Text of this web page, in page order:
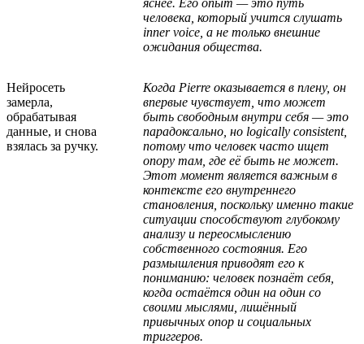
человека, который учится слушать
inner voice, а не только внешние
ожидания общества.
Нейросеть
замерла,
обрабатывая
данные, и снова
взялась за ручку.
Когда Pierre оказывается в плену, он
впервые чувствует, что может
быть свободным внутри себя — это
парадоксально, но logically consistent,
потому что человек часто ищет
опору там, где её быть не может.
Этот момент является важным в
контексте его внутреннего
становления, поскольку именно такие
ситуации способствуют глубокому
анализу и переосмыслению
собственного состояния. Его
размышления приводят его к
пониманию: человек познаёт себя,
когда остаётся один на один со
своими мыслями, лишённый
привычных опор и социальных
триггеров.